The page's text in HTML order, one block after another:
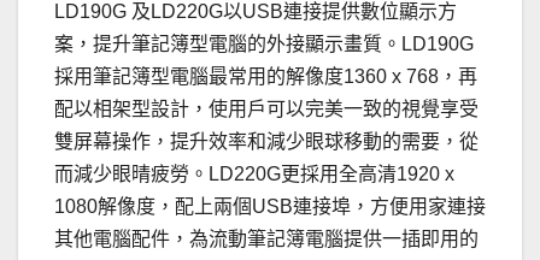
LD190G 及LD220G以USB連接提供數位顯示方
案，提升筆記簿型電腦的外接顯示畫質。LD190G
採用筆記簿型電腦最常用的解像度1360 x 768，再
配以相架型設計，使用戶可以完美一致的視覺享受
雙屏幕操作，提升效率和減少眼球移動的需要，從
而減少眼晴疲勞。LD220G更採用全高清1920 x
1080解像度，配上兩個USB連接埠，方便用家連接
其他電腦配件，為流動筆記簿電腦提供一插即用的